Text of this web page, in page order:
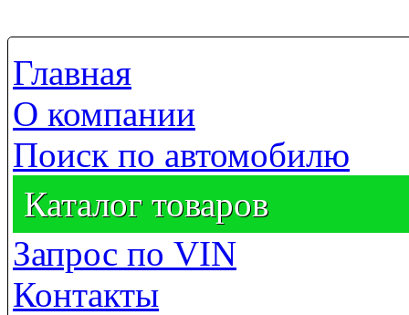
Главная
О компании
Поиск по автомобилю
Каталог товаров
Запрос по VIN
Контакты